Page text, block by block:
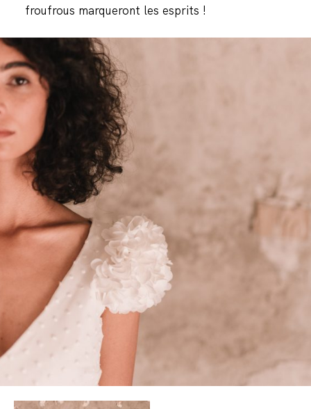
froufrous marqueront les esprits !